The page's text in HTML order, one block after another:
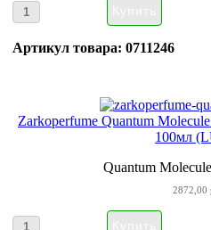
Артикул товара: 0711246
Zarkoperfume Quantum
100мл
Quantum
2872,00